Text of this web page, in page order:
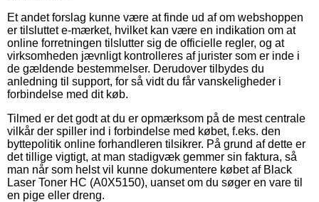
Et andet forslag kunne være at finde ud af om webshoppen
er tilsluttet e-mærket, hvilket kan være en indikation om at
online forretningen tilslutter sig de officielle regler, og at
virksomheden jævnligt kontrolleres af jurister som er inde i
de gældende bestemmelser. Derudover tilbydes du
anledning til support, for så vidt du får vanskeligheder i
forbindelse med dit køb.
Tilmed er det godt at du er opmærksom på de mest centrale
vilkår der spiller ind i forbindelse med købet, f.eks. den
byttepolitik online forhandleren tilsikrer. På grund af dette er
det tillige vigtigt, at man stadigvæk gemmer sin faktura, så
man når som helst vil kunne dokumentere købet af Black
Laser Toner HC (A0X5150), uanset om du søger en vare til
en pige eller dreng.